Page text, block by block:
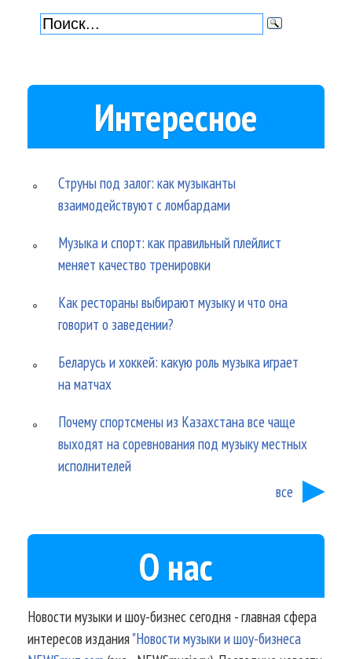
Интересное
Струны под залог: как музыканты
взаимодействуют с ломбардами
Музыка и спорт: как правильный плейлист
меняет качество тренировки
Как рестораны выбирают музыку и что она
говорит о заведении?
Беларусь и хоккей: какую роль музыка играет
на матчах
Почему спортсмены из Казахстана все чаще
выходят на соревнования под музыку местных
исполнителей
все
О нас
Новости музыки и шоу-бизнес сегодня - главная сфера
интересов издания"Новости музыки и шоу-бизнеса